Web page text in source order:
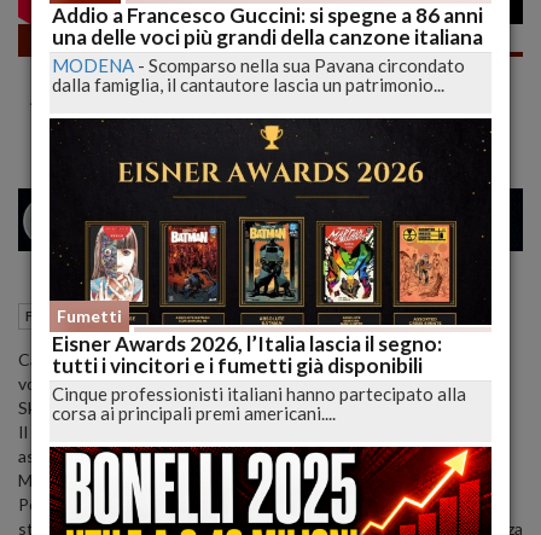
Fumetti
NIENTE DI NUOVO! Nathan Never Delude
Ancora #shorts | lucadeejay
MILANO 26 34
Fumetti L'Aquila (AQ) 12 Febbraio 2022 16:16
Cari Lettori, avevo detto che non lo avrei più preso, ma volevo,
volevo, volevo fortissimamente credere che questa miniserie su
Skotos (il villan principale di Nathan Never)
Il capo della chiesa della Divina Presenza ha influenzato ogni
aspetto della testata anche quando non era presente e che più di
Mister Alfa meritava una serie nella serie tutta sua.
Peccato, peccato che il revisionismo narrativo di Vigna continui a
starmi stretto, che questo rinnegare ogni riga scritta in precedenza
Addio a Francesco Guccini: si spegne a 86 anni
una delle voci più grandi della canzone italiana
MODENA - Scomparso nella sua Pavana circondato
dalla famiglia, il cantautore lascia un patrimonio...
Fumetti
Eisner Awards 2026, l’Italia lascia il segno:
tutti i vincitori e i fumetti già disponibili
Cinque professionisti italiani hanno partecipato alla
corsa ai principali premi americani....